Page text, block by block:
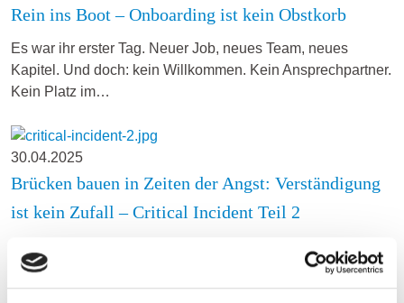
Rein ins Boot – Onboarding ist kein Obstkorb
Es war ihr erster Tag. Neuer Job, neues Team, neues
Kapitel. Und doch: kein Willkommen. Kein Ansprechpartner.
Kein Platz im…
30.04.2025
Brücken bauen in Zeiten der Angst: Verständigung
ist kein Zufall – Critical Incident Teil 2
keine einfachen Antworten – sondern mutige
Entscheidungen. Der erste…